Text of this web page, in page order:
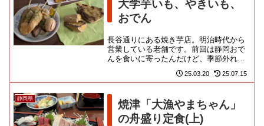
大学芋いも、やきいも、
おでん
長谷通りにある焼き芋店。明治時代から
営業している老舗です。前回は静岡おで
んを食いに寄ったんだけど、季節外れで
売ってなかった焼きいもにリベンジした
かったのよ！静岡浅間神社から...
25.03.20 25.07.15
静岡県
焼津「大漁やまちゃん」
の舟盛り定食(上)